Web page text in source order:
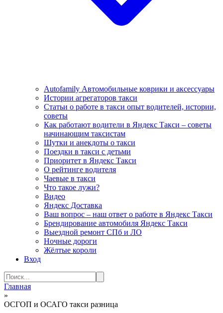
Autofamily Автомобильные коврики и аксессуары
Истории агрегаторов такси
Статьи о работе в такси опыт водителей, истории,
советы
Как работают водители в Яндекс Такси – советы
начинающим таксистам
Шутки и анекдоты о такси
Поездки в такси с детьми
Приоритет в Яндекс Такси
О рейтинге водителя
Чаевые в такси
Что такое лужи?
Видео
Яндекс Доставка
Ваш вопрос – наш ответ о работе в Яндекс Такси
Брендирование автомобиля Яндекс Такси
Выездной ремонт СПб и ЛО
Ночные дороги
Жёлтые короли
Вход
Search
for:
Главная
»
ОСГОП и ОСАГО такси разница